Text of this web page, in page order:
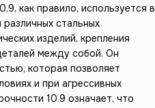
как правило, используется в
стальных
изделий, крепления
между собой. Он
которая позволяет
и при агрессивных
10.9 означает, что